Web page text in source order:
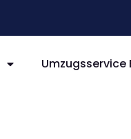
Umzugsservice